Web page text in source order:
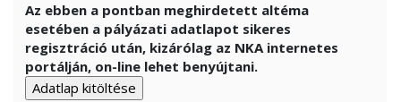
Az ebben a pontban meghirdetett altéma
esetében a pályázati adatlapot sikeres
regisztráció után, kizárólag az NKA internetes
portálján, on-line lehet benyújtani.